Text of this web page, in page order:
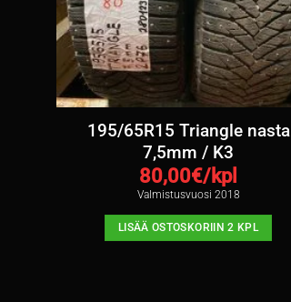
195/65R15 Triangle nasta
7,5mm / K3
80,00€/kpl
Valmistusvuosi 2018
LISÄÄ OSTOSKORIIN 2 KPL